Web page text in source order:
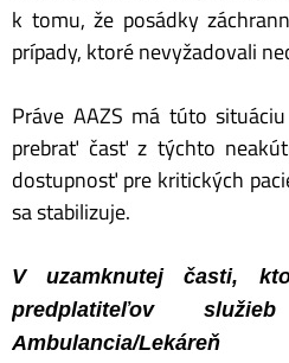
k tomu, že posádky
prípady, ktoré nevyžadovali
Práve AAZS má túto
prebrať časť z týchto
dostupnosť pre kritických
sa stabilizuje.
V uzamknutej časti,
predplatiteľov
Ambulancia/